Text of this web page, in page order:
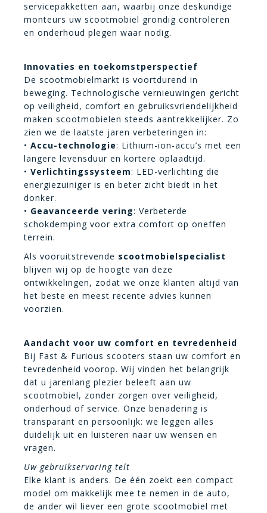
servicepakketten aan, waarbij onze deskundige
monteurs uw scootmobiel grondig controleren
en onderhoud plegen waar nodig.
Innovaties en toekomstperspectief
De scootmobielmarkt is voortdurend in
beweging. Technologische vernieuwingen gericht
op veiligheid, comfort en gebruiksvriendelijkheid
maken scootmobielen steeds aantrekkelijker. Zo
zien we de laatste jaren verbeteringen in:
• Accu-technologie: Lithium-ion-accu’s met een
langere levensduur en kortere oplaadtijd.
• Verlichtingssysteem: LED-verlichting die
energiezuiniger is en beter zicht biedt in het
donker.
• Geavanceerde vering: Verbeterde
schokdemping voor extra comfort op oneffen
terrein.
Als vooruitstrevende scootmobielspecialist
blijven wij op de hoogte van deze
ontwikkelingen, zodat we onze klanten altijd van
het beste en meest recente advies kunnen
voorzien.
Aandacht voor uw comfort en tevredenheid
Bij Fast & Furious scooters staan uw comfort en
tevredenheid voorop. Wij vinden het belangrijk
dat u jarenlang plezier beleeft aan uw
scootmobiel, zonder zorgen over veiligheid,
onderhoud of service. Onze benadering is
transparant en persoonlijk: we leggen alles
duidelijk uit en luisteren naar uw wensen en
vragen.
Uw gebruikservaring telt
Elke klant is anders. De één zoekt een compact
model om makkelijk mee te nemen in de auto,
de ander wil liever een grote scootmobiel met